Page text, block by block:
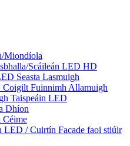
Miondíola
Scáileán LED HD
Seasta Lasmuigh
Coigilt Fuinnimh Allamuigh
Taispeáin LED
Dhíon
Céime
LED / Cuirtín Facade faoi stiúir